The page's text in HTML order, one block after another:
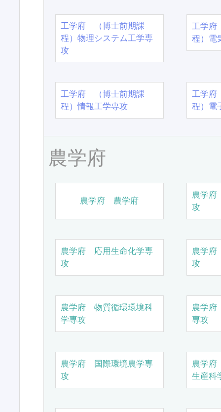
工学府 （博士前期課
程）物理システム工学専
攻
工学
程）電
工学府 （博士前期課
程）情報工学専攻
工学
程）電
農学府
農学府 農学府
農学
攻
農学府 応用生命化学専
攻
農学
攻
農学府 物質循環環境科
学専攻
農学
専攻
農学府 国際環境農学専
攻
農学
生産科